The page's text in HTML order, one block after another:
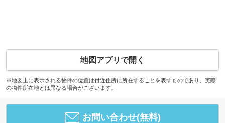
地図アプリで開く
※地図上に表示される物件の位置は付近住所に所在することを表すものであり、実際
の物件所在地とは異なる場合がございます。
お問い合わせ(無料)